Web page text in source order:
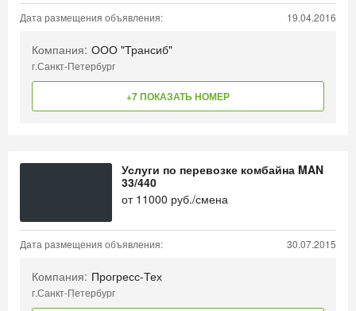
Дата размещения объявления: 19.04.2016
Компания: ООО "Трансиб"
г.Санкт-Петербург
+7 ПОКАЗАТЬ НОМЕР
Услуги по перевозке комбайна MAN
33/440
от 11000 руб./смена
Дата размещения объявления: 30.07.2015
Компания: Прогресс-Тех
г.Санкт-Петербург